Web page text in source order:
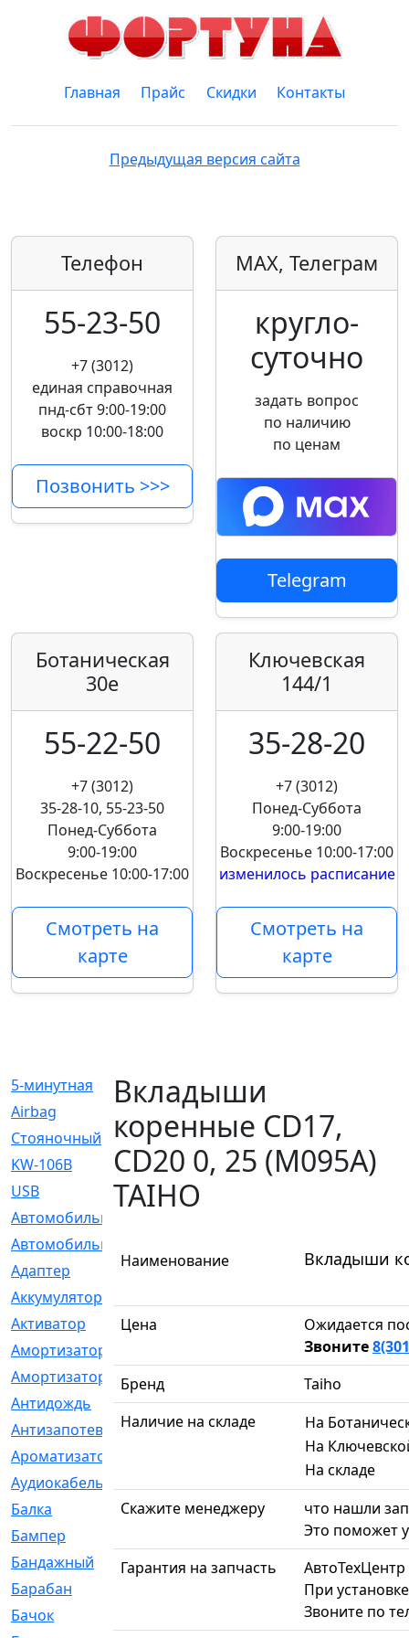
Главная Прайс Скидки Контакты
Предыдущая версия сайта
Телефон
55-23-50
+7 (3012)
единая справочная
пнд-сбт 9:00-19:00
воскр 10:00-18:00
Позвонить >>>
MAX, Телеграм
кругло­
суточно
задать вопрос
по наличию
по ценам
Telegram
Ботаническая
30е
55-22-50
+7 (3012)
35-28-10, 55-23-50
Понед-Суббота
9:00-19:00
Воскресенье 10:00-17:00
Смотреть на
карте
Ключевская
144/1
35-28-20
+7 (3012)
Понед-Суббота
9:00-19:00
Воскресенье 10:00-17:00
изменилось расписание
Смотреть на
карте
5-минутная
[1]
Airbag
[18]
Cтояночный
[1]
KW-106B
[0]
USB
[6]
Автомобильное
Автомобильный
Адаптер
[3]
Аккумулятор
Активатор
Амортизатор
Амортизаторы
Антидождь
[1]
Антизапотеватель
[1]
Ароматизатор
Аудиокабель
Балка
[58]
Бампер
Бандажный
[6]
Барабан
Бачок
Вкладыши
коренные CD17,
CD20 0, 25 (M095A)
TAIHO
Наименование Вкладыши
Цена
Ожидается
Звоните
Бренд
Taiho
Наличие на складе
На
На
На складе
Скажите менеджеру
что нашли
Это поможет
Гарантия на запчасть
При
Звоните по